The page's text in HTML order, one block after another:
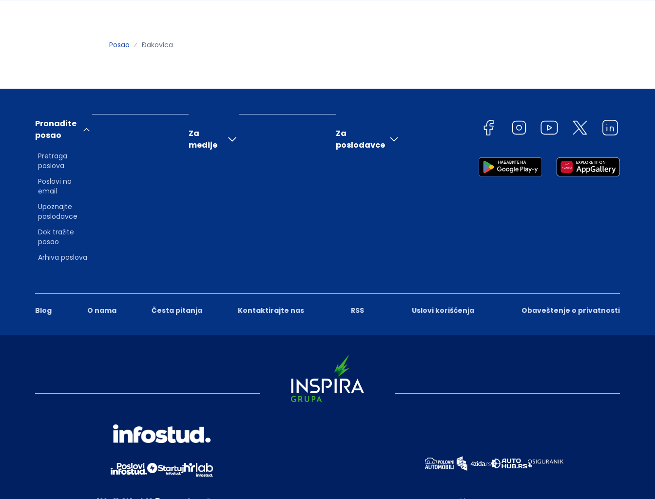
Posao Ðakovica
Blog O nama Česta pitanja Kontaktirajte nas RSS Uslovi korišćenja Obaveštenje o privatnosti
Pronađite
posao
Pretraga
poslova
Poslovi na
email
Upoznajte
poslodavce
Dok tražite
posao
Arhiva poslova
Za
medije
Za
poslodavce